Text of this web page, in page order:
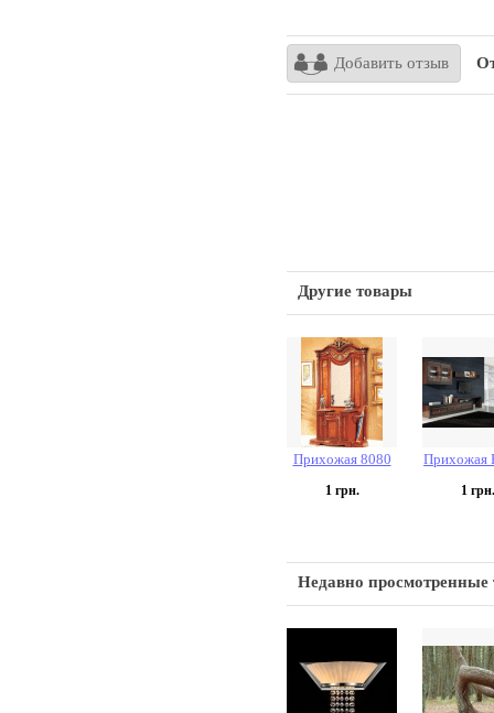
Добавить отзыв
Другие товары
Прихожая 8080
1грн.
Прихожая
1грн.
Недавно просмотренные